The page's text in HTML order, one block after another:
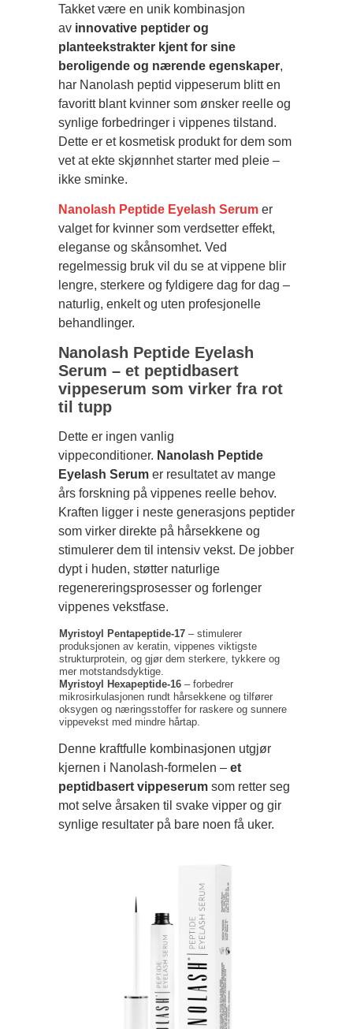
Takket være en unik kombinasjon
av innovative peptider og
planteekstrakter kjent for sine
beroligende og nærende egenskaper,
har Nanolash peptid vippeserum blitt en
favoritt blant kvinner som ønsker reelle og
synlige forbedringer i vippenes tilstand.
Dette er et kosmetisk produkt for dem som
vet at ekte skjønnhet starter med pleie –
ikke sminke.
Nanolash Peptide Eyelash Serum er
valget for kvinner som verdsetter effekt,
eleganse og skånsomhet. Ved
regelmessig bruk vil du se at vippene blir
lengre, sterkere og fyldigere dag for dag –
naturlig, enkelt og uten profesjonelle
behandlinger.
Nanolash Peptide Eyelash
Serum – et peptidbasert
vippeserum som virker fra rot
til tupp
Dette er ingen vanlig
vippeconditioner. Nanolash Peptide
Eyelash Serum er resultatet av mange
års forskning på vippenes reelle behov.
Kraften ligger i neste generasjons peptider
som virker direkte på hårsekkene og
stimulerer dem til intensiv vekst. De jobber
dypt i huden, støtter naturlige
regenereringsprosesser og forlenger
vippenes vekstfase.
Myristoyl Pentapeptide-17 – stimulerer
produksjonen av keratin, vippenes viktigste
strukturprotein, og gjør dem sterkere, tykkere og
mer motstandsdyktige.
Myristoyl Hexapeptide-16 – forbedrer
mikrosirkulasjonen rundt hårsekkene og tilfører
oksygen og næringsstoffer for raskere og sunnere
vippevekst med mindre hårtap.
Denne kraftfulle kombinasjonen utgjør
kjernen i Nanolash-formelen – et
peptidbasert vippeserum som retter seg
mot selve årsaken til svake vipper og gir
synlige resultater på bare noen få uker.